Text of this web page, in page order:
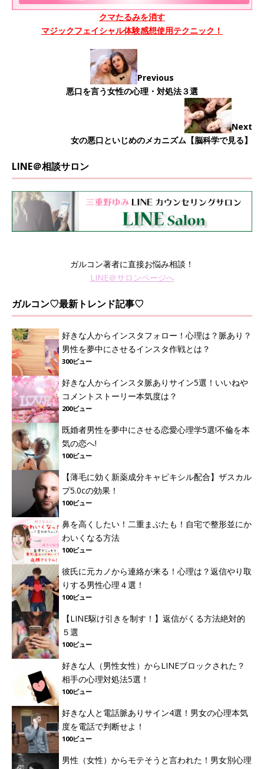
クマたるみを消す
マジックフェイシャル体験感想使用テクニック！
Previous
悪口を言う女性の心理・対処法３選
Next
女の悪口といじめのメカニズム【脳科学で見る】
LINE＠相談サロン
ガルコン著者に直接お悩み相談！
LINE＠サロンページへ
ガルコン♡最新トレンド記事♡
好きな人からインスタフォロー！心理は？脈あり？
男性を夢中にさせるインスタ作戦とは？
300ビュー
好きな人からインスタ脈ありサイン5選！いいねや
コメントストーリー本気度は？
200ビュー
既婚者男性を夢中にさせる恋愛心理学5選!不倫を本
気の恋へ!
100ビュー
【薄毛に効く新薬成分キャピキシル配合】ザスカル
プ5.0cの効果！
100ビュー
鼻を高くしたい！二重まぶたも！自宅で整形並にか
わいくなる方法
100ビュー
彼氏に元カノから連絡が来る！心理は？返信やり取
りする男性心理４選！
100ビュー
【LINE駆け引きを制す！】返信がくる方法絶対的
５選
100ビュー
好きな人（男性女性）からLINEブロックされた？
相手の心理対処法5選！
100ビュー
好きな人と電話脈ありサイン4選！男女の心理本気
度を電話で判断せよ！
100ビュー
男性（女性）からモテそうと言われた！男女別心理